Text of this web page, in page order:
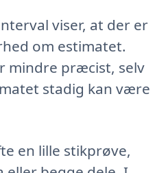
viser, at der er
om estimatet.
mindre præcist, selv
stadig kan være
en lille stikprøve,